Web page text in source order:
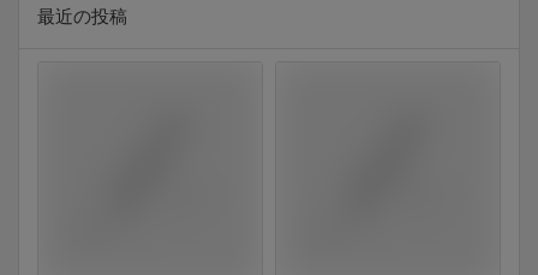
最近の投稿